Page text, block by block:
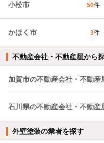
小松市 50件
かほく市 3件
不動産会社・不動産屋から
加賀市の不動産会社・不動産
石川県の不動産会社・不動産
外壁塗装の業者を探す